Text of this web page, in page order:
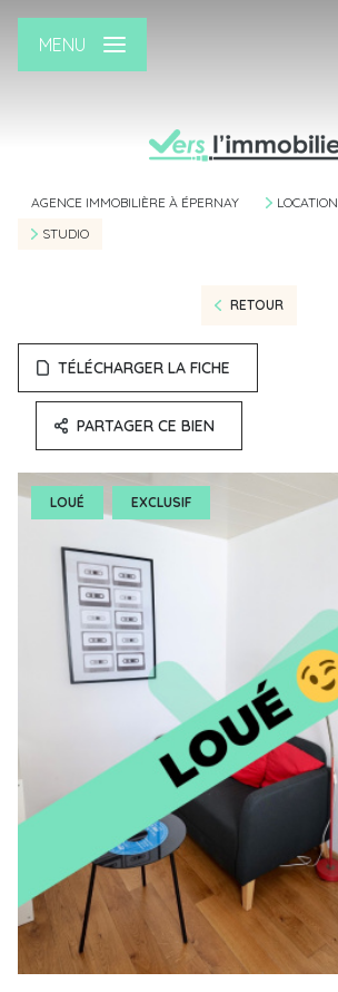
MENU
AGENCE IMMOBILIÈRE À ÉPERNAY LOCATION
STUDIO
RETOUR
TÉLÉCHARGER LA FICHE
PARTAGER CE BIEN
LOUÉ EXCLUSIF